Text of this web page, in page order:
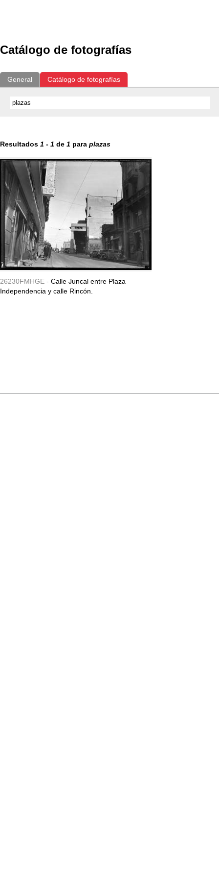
Catálogo de fotografías
General Catálogo de fotografías
Resultados 1 - 1 de 1 para plazas
26230FMHGE - Calle Juncal entre Plaza
Independencia y calle Rincón.